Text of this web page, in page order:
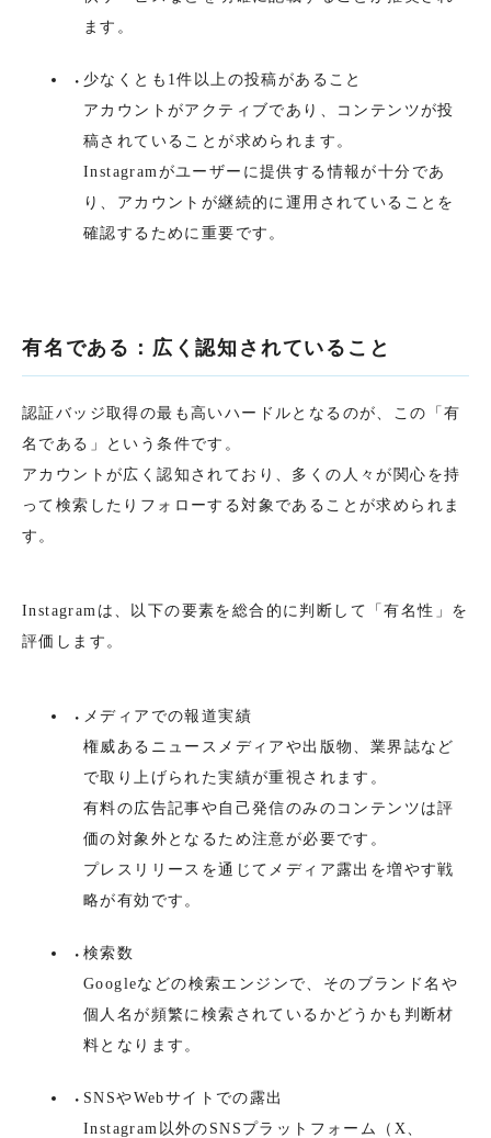
ます。
少なくとも1件以上の投稿があること
アカウントがアクティブであり、コンテンツが投
稿されていることが求められます。
Instagramがユーザーに提供する情報が十分であ
り、アカウントが継続的に運用されていることを
確認するために重要です。
有名である：広く認知されていること
認証バッジ取得の最も高いハードルとなるのが、この「有
名である」という条件です。
アカウントが広く認知されており、多くの人々が関心を持
って検索したりフォローする対象であることが求められま
す。
Instagramは、以下の要素を総合的に判断して「有名性」を
評価します。
メディアでの報道実績
権威あるニュースメディアや出版物、業界誌など
で取り上げられた実績が重視されます。
有料の広告記事や自己発信のみのコンテンツは評
価の対象外となるため注意が必要です。
プレスリリースを通じてメディア露出を増やす戦
略が有効です。
検索数
Googleなどの検索エンジンで、そのブランド名や
個人名が頻繁に検索されているかどうかも判断材
料となります。
SNSやWebサイトでの露出
Instagram以外のSNSプラットフォーム（X、